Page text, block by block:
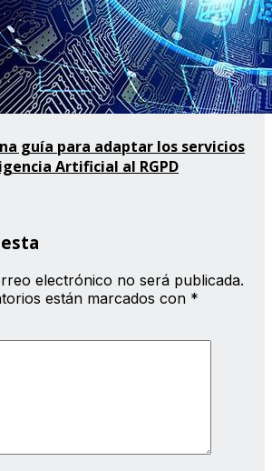
guía para adaptar los servicios
Artificial al RGPD
electrónico no será publicada.
están marcados con *